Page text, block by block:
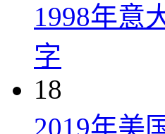
1998年意
字
18
2019年美